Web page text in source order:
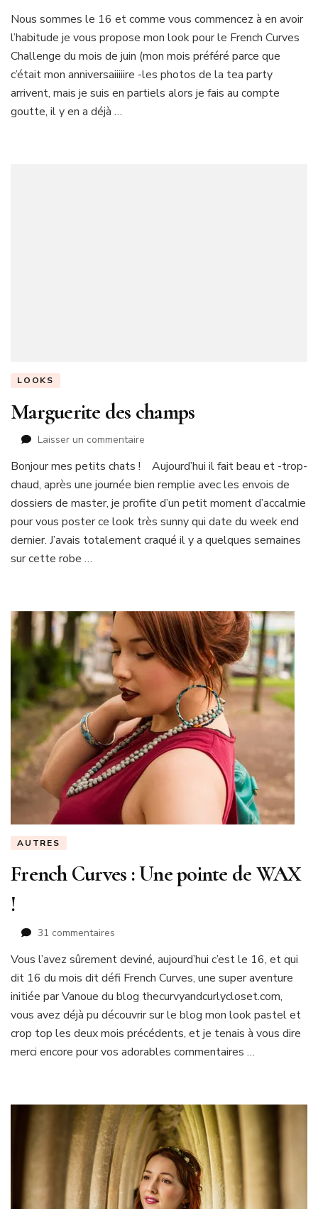
Curves
:
Dream
Festival
Nous sommes le 16 et comme vous commencez à en avoir
l’habitude je vous propose mon look pour le French Curves
Challenge du mois de juin (mon mois préféré parce que
c’était mon anniversaiiiiire -les photos de la tea party
arrivent, mais je suis en partiels alors je fais au compte
goutte, il y en a déjà …
LOOKS
Marguerite des champs
Laisser un commentaire
des
champs
Bonjour mes petits chats ! Aujourd’hui il fait beau et -trop-
chaud, après une journée bien remplie avec les envois de
dossiers de master, je profite d’un petit moment d’accalmie
pour vous poster ce look très sunny qui date du week end
dernier. J’avais totalement craqué il y a quelques semaines
sur cette robe …
AUTRES
French Curves : Une pointe de WAX
!
31 commentaires
Curves
:
Une
pointe
de
WAX
!
Vous l’avez sûrement deviné, aujourd’hui c’est le 16, et qui
dit 16 du mois dit défi French Curves, une super aventure
initiée par Vanoue du blog thecurvyandcurlycloset.com,
vous avez déjà pu découvrir sur le blog mon look pastel et
crop top les deux mois précédents, et je tenais à vous dire
merci encore pour vos adorables commentaires …